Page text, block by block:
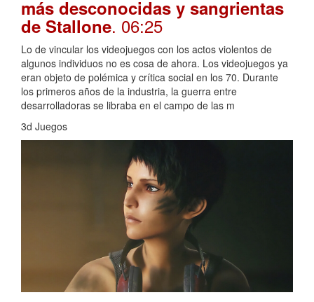
más desconocidas y sangrientas
de Stallone. 06:25
Lo de vincular los videojuegos con los actos violentos de
algunos individuos no es cosa de ahora. Los videojuegos ya
eran objeto de polémica y crítica social en los 70. Durante
los primeros años de la industria, la guerra entre
desarrolladoras se libraba en el campo de las m
3d Juegos